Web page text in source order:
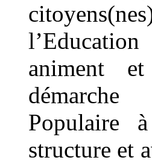
animent
Populaire
structure et